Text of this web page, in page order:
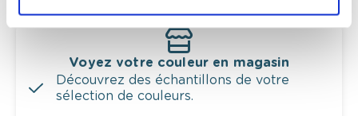
Voyez votre couleur en magasin
Découvrez des échantillons de votre
sélection de couleurs.